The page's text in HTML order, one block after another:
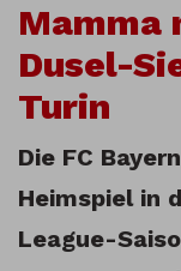
Mamma
Dusel-
Turin
Die FC
Heimspiel in
League-